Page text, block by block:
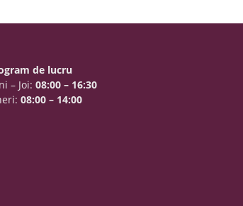
de lucru
– Joi:08:00 – 16:30
08:00 – 14:00